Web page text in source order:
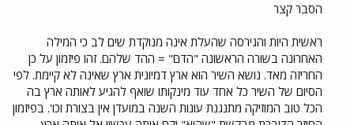
הסבר קצר
ראשית היות והגירסה שהעלת אינה מנוקדת שים לב כי המילה
האחרונה בשורה הראשונה "הדם" = ההד שלהם. זהו פיזמון על כן
החריזה מאד. נושא השיר הוא ארץ דמיונית ארץ שאינה לא קיימת. לפי
הסיום של השיר כל אחד עוד מינקותו שואף להגיע לאותה ארץ בה
הכל טוב המוזיקה מתנגנת עונות השנה במועדן אין בצורת וכו'. בפיזמון